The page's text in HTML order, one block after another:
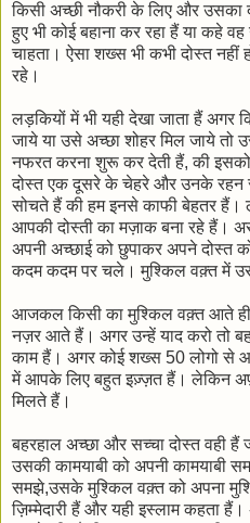
किसी अच्छी नौकरी के लिए और उसका
हुए भी कोई बहाना कर रहा हैं या कहे
चाहता। ऐसा शख्स भी कभी दोस्त नहीं
रहे।
लड़कियों में भी यही देखा जाता हैं अगर
जाये या उसे अच्छा शोहर मिल जाये तो
नफरत करना शुरू कर देती हैं, की
दोस्त एक दूसरे के चेहरे और उनके रहन
सोचते हैं की हम इनसे काफी बेहतर हैं।
आपकी दोस्ती का मज़ाक बना रहे हैं।
अपनी अच्छाई को छुपाकर अपने
कदम कदम पर चले। मुश्किल वक़्त में
आजकल किसी का मुश्किल वक़्त आते
नज़र आते हैं। अगर उन्हें याद करो तो
काम हैं। अगर कोई शख्स 50 लोगो से
में आपके लिए बहुत इज़्ज़त हैं। लेकिन
मिलते हैं।
बहरहाल अच्छा और सच्चा दोस्त वही हैं
उसकी कामयाबी को अपनी
समझे,उसके मुश्किल वक़्त को अपना
ज़िम्मेदारी हैं और यही इस्लाम कहता